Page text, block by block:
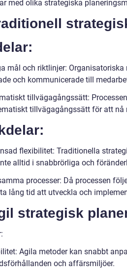
med olika strategiska
mål och riktlinjer:
och kommunicerade till
tillvägagångssätt:
tillvägagångssätt för att nå
flexibilitet: Traditionella
alltid i snabbrörliga och
processer: Då processen
lång tid att utveckla och
strategisk
Agila metoder kan snabbt
och affärsmiljöer.